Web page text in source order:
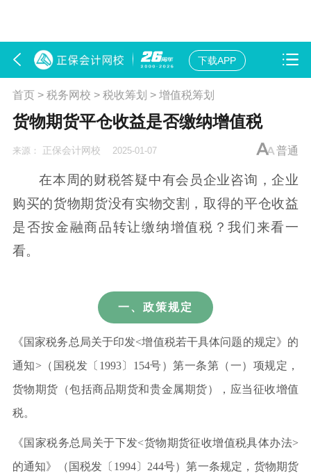
下载APP
首页> 税务网校 > 税收筹划 > 增值税筹划
货物期货平仓收益是否缴纳增值税
来源： 正保会计网校 2025-01-07 普通
在本周的财税答疑中有会员企业咨询，企业
购买的货物期货没有实物交割，取得的平仓收益
是否按金融商品转让缴纳增值税？我们来看一
看。
一、政策规定
《国家税务总局关于印发<增值税若干具体问题的规定》的
通知>（国税发〔1993〕154号）第一条第（一）项规定，
货物期货（包括商品期货和贵金属期货），应当征收增值
税。
《国家税务总局关于下发<货物期货征收增值税具体办法>
的通知》（国税发〔1994〕244号）第一条规定，货物期货